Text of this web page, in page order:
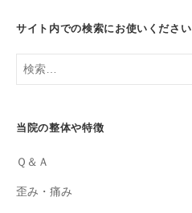
サイト内での検索にお使いください
検
索:
当院の整体や特徴
Ｑ＆Ａ
歪み・痛み